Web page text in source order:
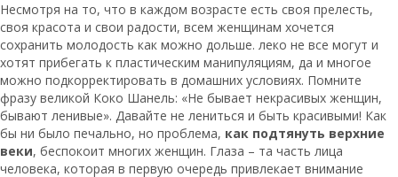
Несмотря на то, что в каждом возрасте есть своя прелесть,
своя красота и свои радости, всем женщинам хочется
сохранить молодость как можно дольше. леко не все могут и
хотят прибегать к пластическим манипуляциям, да и многое
можно подкорректировать в домашних условиях. Помните
фразу великой Коко Шанель: «Не бывает некрасивых женщин,
бывают ленивые». Давайте не лениться и быть красивыми! Как
бы ни было печально, но проблема, как подтянуть верхние
веки, беспокоит многих женщин. Глаза – та часть лица
человека, которая в первую очередь привлекает внимание